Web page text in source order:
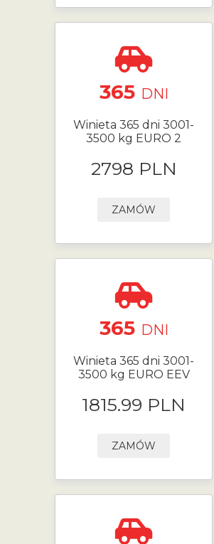
365 DNI
Winieta 365 dni 3001-
3500 kg EURO 2
2798 PLN
ZAMÓW
365 DNI
Winieta 365 dni 3001-
3500 kg EURO EEV
1815.99 PLN
ZAMÓW